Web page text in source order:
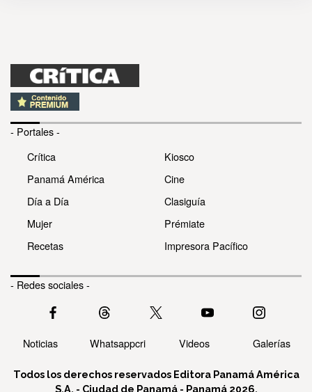
- Portales -
Crítica
Panamá América
Día a Día
Mujer
Recetas
Kiosco
Cine
Clasiguía
Prémiate
Impresora Pacífico
- Redes sociales -
Noticias Whatsappcri Videos Galerías
Todos los derechos reservados Editora Panamá América
S.A. - Ciudad de Panamá - Panamá 2026.